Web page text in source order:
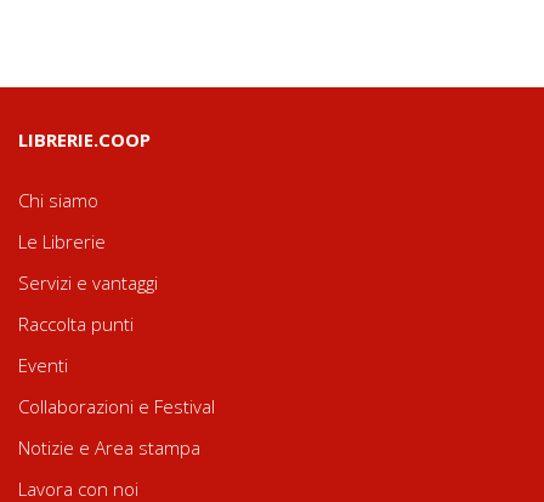
LIBRERIE.COOP
Chi siamo
Le Librerie
Servizi e vantaggi
Raccolta punti
Eventi
Collaborazioni e Festival
Notizie e Area stampa
Lavora con noi